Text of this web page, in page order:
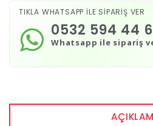
TIKLA WHATSAPP İLE SİPARİŞ VER
Whatsapp ile sipariş
0532 594 44